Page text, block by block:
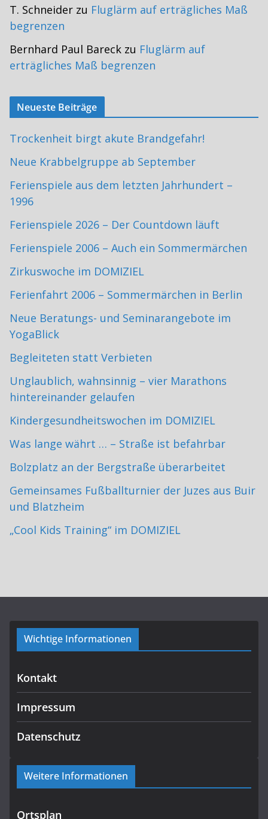
T. Schneider zu Fluglärm auf erträgliches Maß
begrenzen
Bernhard Paul Bareck zu Fluglärm auf
erträgliches Maß begrenzen
Neueste Beiträge
Trockenheit birgt akute Brandgefahr!
Neue Krabbelgruppe ab September
Ferienspiele aus dem letzten Jahrhundert –
1996
Ferienspiele 2026 – Der Countdown läuft
Ferienspiele 2006 – Auch ein Sommermärchen
Zirkuswoche im DOMIZIEL
Ferienfahrt 2006 – Sommermärchen in Berlin
Neue Beratungs- und Seminarangebote im
YogaBlick
Begleiteten statt Verbieten
Unglaublich, wahnsinnig – vier Marathons
hintereinander gelaufen
Kindergesundheitswochen im DOMIZIEL
Was lange währt … – Straße ist befahrbar
Bolzplatz an der Bergstraße überarbeitet
Gemeinsames Fußballturnier der Juzes aus Buir
und Blatzheim
„Cool Kids Training“ im DOMIZIEL
Wichtige Informationen
Kontakt
Impressum
Datenschutz
Weitere Informationen
Ortsplan